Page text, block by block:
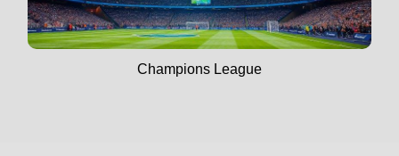
Champions League